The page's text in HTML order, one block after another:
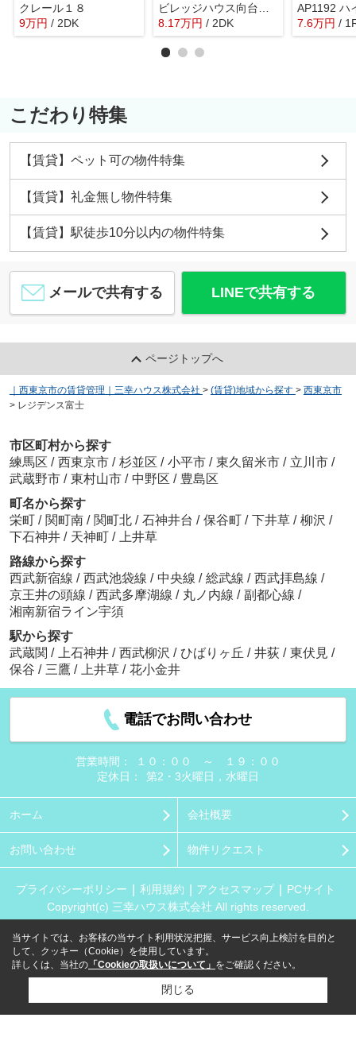
クレール１８
9万円 / 2DK
8.17万円 / 2DK 7.6万円 /
こだわり特集
【賃貸】ペット可の物件特集
【賃貸】礼金無し物件特集
【賃貸】駅徒歩10分以内の物件特集
メールで共有する LINEで共有する
ページトップへ
｜西東京市の賃貸管理｜三幸ハウス株式会社 > (賃貸)地域から探す > 西東京市
> レジデンス富士
市区町村から探す
練馬区 / 西東京市 / 杉並区 / 小平市 / 東久留米市 / 立川市 /
武蔵野市 / 東村山市 / 中野区 / 豊島区
町名から探す
栄町 / 関町南 / 関町北 / 石神井台 / 保谷町 / 下井草 / 柳沢 /
下石神井 / 天神町 /
上井草
路線から探す
西武新宿線 / 西武池袋線 / 中央線 / 総武線 / 西武拝島線 /
京王井の頭線 / 西武多摩湖線 / 丸ノ内線 / 副都心線 /
湘南新宿ライン宇須
駅から探す
武蔵関 / 上石神井 / 西武柳沢 / ひばりヶ丘 / 井荻 / 東伏見 /
保谷 / 三鷹 / 上井草 / 花小金井
電話でお問い合わせ
営業時間：
１０：００ ～ １９：００
定休日：
第2・3火曜日，水曜日
ホーム 会社概要
お問い合わせ 物件リクエスト
プライバシーポリシー 利用規約 アクセスマップ
PCサイト
Copyright(c) 三幸ハウス株式会社 All rights reserved.
当サイトでは、お客様の当サイト利用状況把握、サービス向上検討を目的と
して、クッキー（Cookie）を使用しています。
詳しくは、当社の 「Cookieの取扱いについて」 をご確認ください。
閉じる